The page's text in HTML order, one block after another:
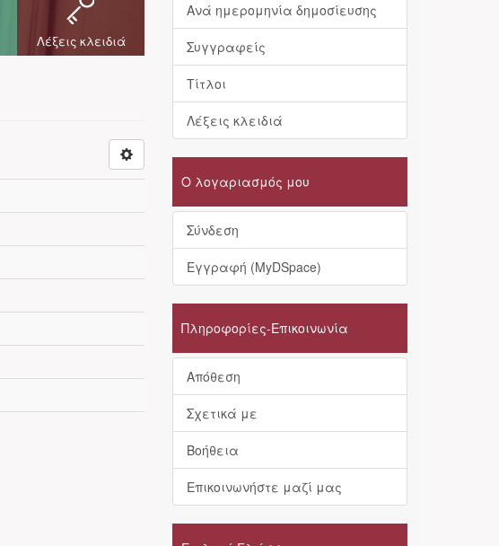
Λέξεις κλειδιά
Ανά ημερομηνία δημοσίευσης
Συγγραφείς
Τίτλοι
Λέξεις κλειδιά
Ο λογαριασμός μου
Σύνδεση
Εγγραφή (MyDSpace)
Πληροφορίες-Επικοινωνία
Απόθεση
Σχετικά με
Βοήθεια
Επικοινωνήστε μαζί μας